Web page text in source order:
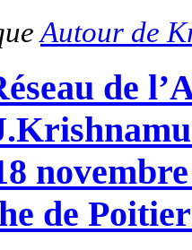
Autour de
de
de